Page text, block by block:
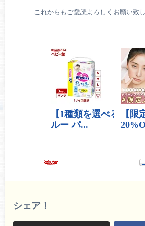
これからもご愛読よろしくお願い
シェア！